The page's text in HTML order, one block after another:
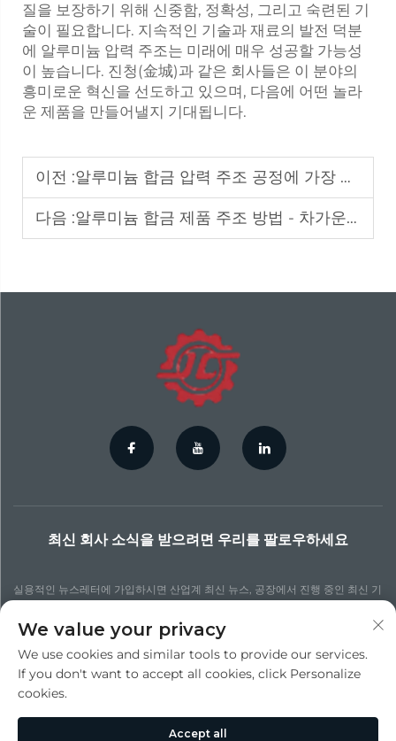
질을 보장하기 위해 신중함, 정확성, 그리고 숙련된 기
술이 필요합니다. 지속적인 기술과 재료의 발전 덕분
에 알루미늄 압력 주조는 미래에 매우 성공할 가능성
이 높습니다. 진청(金城)과 같은 회사들은 이 분야의
흥미로운 혁신을 선도하고 있으며, 다음에 어떤 놀라
운 제품을 만들어낼지 기대됩니다.
이전 :알루미늄 합금 압력 주조 공정에 가장 적합함
다음 :알루미늄 합금 제품 주조 방법 - 차가운 방 고압 다이 캐스팅
최신 회사 소식을 받으려면 우리를 팔로우하세요
실용적인 뉴스레터에 가입하시면 산업계 최신 뉴스, 공장에서 진행 중인 최신 기
구독하기
저작권 © 수주 진청 정밀 다이 캐스팅 주식회사. 모든 권리 보유 -
We value your privacy
We use cookies and similar tools to provide our services.
If you don't want to accept all cookies, click Personalize
cookies.
Accept all